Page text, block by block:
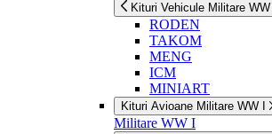
Kituri Vehicule Militare WW I
RODEN
TAKOM
MENG
ICM
MINIART
Kituri Avioane Militare WW I
Militare WW I